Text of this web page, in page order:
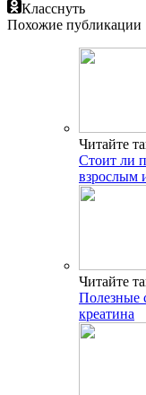
Класснуть
Похожие публикации
Читайте
Стоит ли
взрослым
Читайте
Полезные
креатина